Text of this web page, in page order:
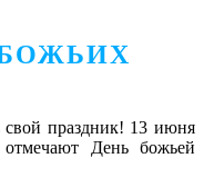
свой праздник! 13 июня
День божьей